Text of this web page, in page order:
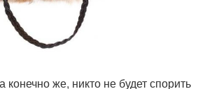
конечно же, никто не будет спорить